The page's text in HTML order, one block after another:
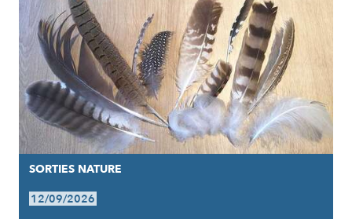
SORTIES NATURE
12/09/2026